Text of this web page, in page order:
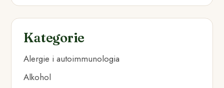
Kategorie
Alergie i autoimmunologia
Alkohol